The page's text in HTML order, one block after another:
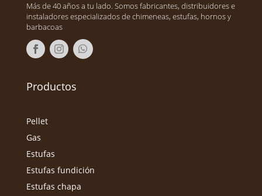
Más de 40 años a tu lado. Somos fabricantes, distribuidores e
instaladores especializados de chimeneas, estufas, hornos y
barbacoas
Productos
Pellet
Gas
Estufas
Estufas fundición
Estufas chapa